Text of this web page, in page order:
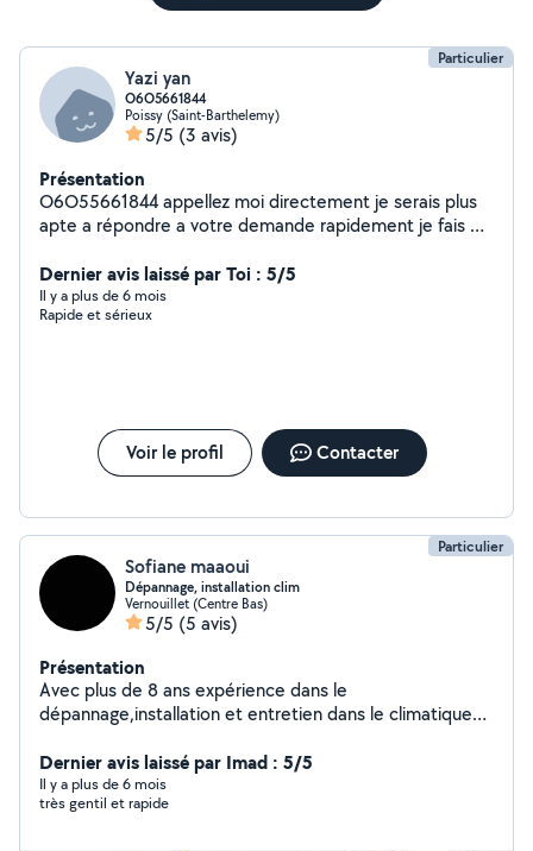
Particulier
Yazi yan
O6O5661844
Poissy (Saint-Barthelemy)
5/5 (3 avis)
Présentation
O6O55661844 appellez moi directement je serais plus
apte a répondre a votre demande rapidement je fais de
compétences autant dans le bâtiment que dans l
automobile je dispose de pas mal de matériels
professionnels
Dernier avis laissé par Toi : 5/5
Il y a plus de 6 mois
Rapide et sérieux
Voir le profil Contacter
Particulier
Sofiane maaoui
Dépannage, installation clim
Vernouillet (Centre Bas)
5/5 (5 avis)
Présentation
Avec plus de 8 ans expérience dans le
dépannage,installation et entretien dans le climatique
très polyvalent, soigneux, rigoureux dans mon travail.
Déplacement dans toute l'île de france et Normandie.
Cordialement
Dernier avis laissé par Imad : 5/5
Il y a plus de 6 mois
très gentil et rapide